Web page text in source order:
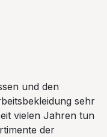
und den
sehr
vielen Jahren tun
der